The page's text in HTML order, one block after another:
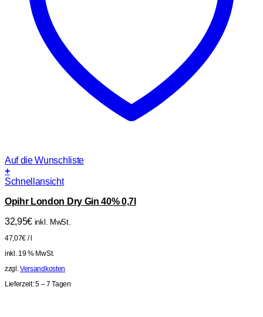
Auf die Wunschliste
+
Schnellansicht
Opihr London Dry Gin 40% 0,7l
32,95€ inkl. MwSt.
47,07€ /l
inkl. 19 % MwSt.
zzgl.Versandkosten
Lieferzeit:5 – 7 Tagen